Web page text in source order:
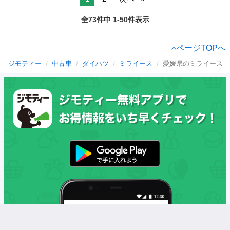
全73件中 1-50件表示
ページTOPへ
ジモティー 中古車 ダイハツ ミライース 愛媛県のミライース